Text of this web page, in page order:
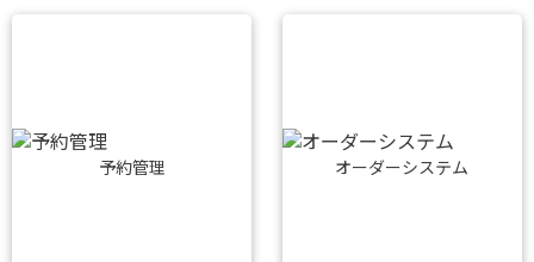
予約管理 オーダーシステム